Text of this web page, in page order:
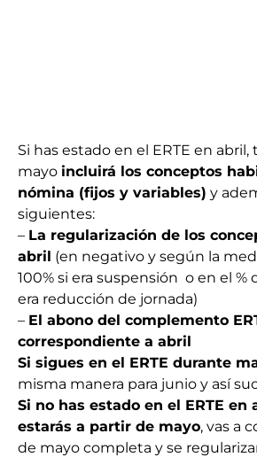
Si has estado en el ERTE en
mayo incluirá los conceptos
nómina (fijos y variables) y
siguientes:
– La regularización de los
abril (en negativo y según la
100% si era suspensión o en el %
era reducción de jornada)
– El abono del complemento
correspondiente a abril
Si sigues en el ERTE durante
misma manera para junio y así
Si no has estado en el ERTE en
estarás a partir de mayo, vas a
de mayo completa y se